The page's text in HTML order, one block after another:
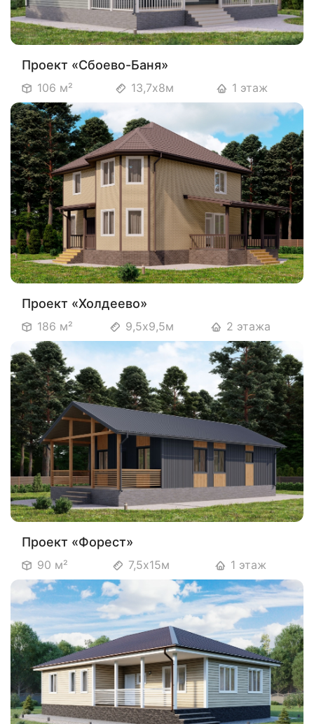
Проект «Сбоево-Баня»
106 м² 13,7х8м 1 этаж
Проект «Холдеево»
186 м² 9,5х9,5м 2 этажа
Проект «Форест»
90 м² 7,5х15м 1 этаж